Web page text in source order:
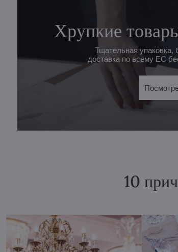
Хрупкие
Тщательная упаковка,
доставка по всему ЕС
10